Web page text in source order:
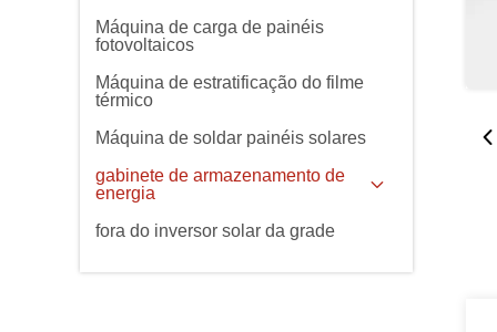
Máquina de carga de painéis
fotovoltaicos
Máquina de estratificação do filme
térmico
Máquina de soldar painéis solares
gabinete de armazenamento de
energia
fora do inversor solar da grade